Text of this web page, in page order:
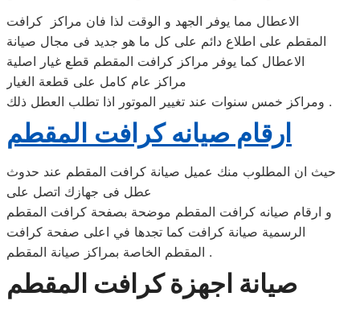
الاعطال مما يوفر الجهد و الوقت لذا فان مراكز كرافت
المقطم على اطلاع دائم على كل ما هو جديد فى مجال صيانة
الاعطال كما يوفر مراكز كرافت المقطم قطع غيار اصلية
مراكز عام كامل على قطعة الغيار
ومراكز خمس سنوات عند تغيير الموتور اذا تطلب العطل ذلك .
ارقام صيانه كرافت المقطم
حيث ان المطلوب منك عميل صيانة كرافت المقطم عند حدوث
عطل فى جهازك اتصل على
و ارقام صيانه كرافت المقطم موضحة بصفحة كرافت المقطم
الرسمية صيانة كرافت كما تجدها في اعلى صفحة كرافت
المقطم الخاصة بمراكز صيانة المقطم .
صيانة اجهزة كرافت المقطم